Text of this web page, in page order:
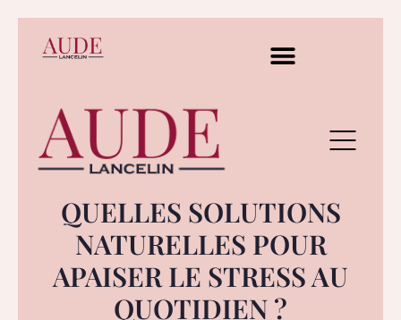
QUELLES SOLUTIONS
NATURELLES POUR
APAISER LE STRESS AU
QUOTIDIEN ?